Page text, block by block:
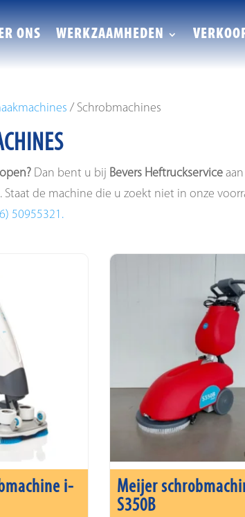
ONS WERKZAAMHEDEN
/ Schrobmachines
Dan bent u bij Bevers Heftruckserviceaan
Staat de machine die u zoekt niet in onze
50955321.
i-
Meijer
S350B